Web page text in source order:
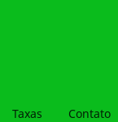
Taxas Contato